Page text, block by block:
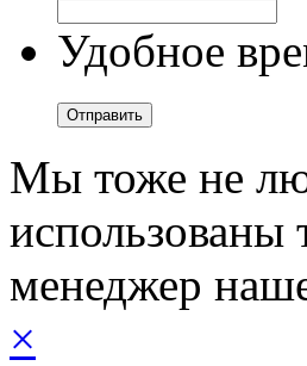
Удобное
Мы тоже не
использованы
менеджер
×